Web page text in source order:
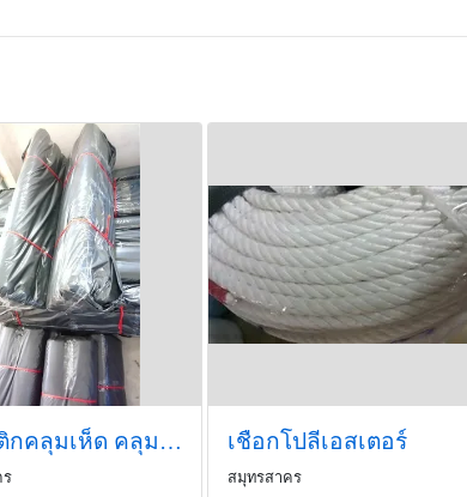
พลาสติกคลุมเห็ด คลุมดิน
ร
เชือกโปลีเอสเตอร์
สมุทรสาคร